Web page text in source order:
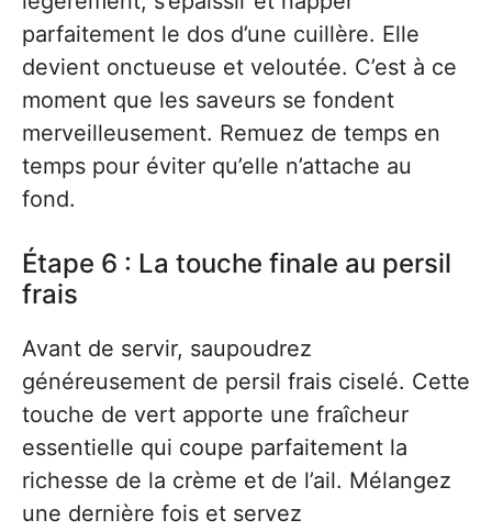
parfaitement le dos d’une cuillère. Elle
devient onctueuse et veloutée. C’est à ce
moment que les saveurs se fondent
merveilleusement. Remuez de temps en
temps pour éviter qu’elle n’attache au
fond.
Étape 6 : La touche finale au persil
frais
Avant de servir, saupoudrez
généreusement de persil frais ciselé. Cette
touche de vert apporte une fraîcheur
essentielle qui coupe parfaitement la
richesse de la crème et de l’ail. Mélangez
une dernière fois et servez